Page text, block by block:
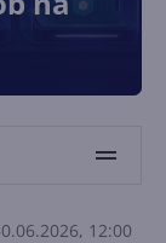
12:00